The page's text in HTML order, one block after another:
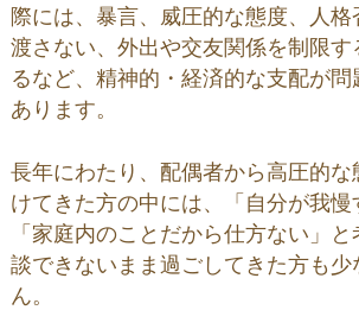
際には、暴言、威圧的な態度、人格
渡さない、外出や交友関係を制限す
るなど、精神的・経済的な支配が問
あります。
長年にわたり、配偶者から高圧的
けてきた方の中には、「自分が我慢
「家庭内のことだから仕方ない」
談できないまま過ごしてきた方も少
ん。